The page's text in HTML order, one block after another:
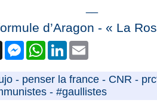
d’Aragon - « La
ThreadsMessengerWhatsAppLinkedIn
- penser la france - CNR -
- #gaullistes